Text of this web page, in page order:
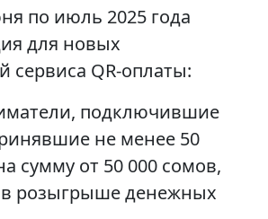
по июль 2025 года
для новых
сервиса QR-оплаты:
подключившие
не менее 50
сумму от 50 000 сомов,
в розыгрыше денежных